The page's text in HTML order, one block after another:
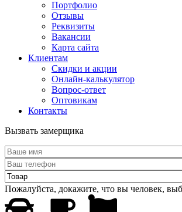
Портфолио
Отзывы
Реквизиты
Вакансии
Карта сайта
Клиентам
Скидки и акции
Онлайн-калькулятор
Вопрос-ответ
Оптовикам
Контакты
Вызвать замерщика
Пожалуйста, докажите, что вы человек,